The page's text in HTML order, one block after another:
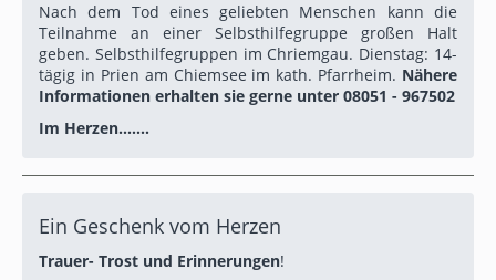
Nach dem Tod eines geliebten Menschen kann die
Teilnahme an einer Selbsthilfegruppe großen Halt
geben. Selbsthilfegruppen im Chriemgau. Dienstag: 14-
tägig in Prien am Chiemsee im kath. Pfarrheim. Nähere
Informationen erhalten sie gerne unter 08051 - 967502
Im Herzen.......
Ein Geschenk vom Herzen
Trauer- Trost und Erinnerungen!